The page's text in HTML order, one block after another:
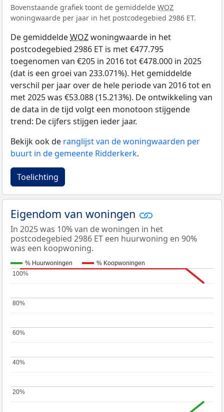
Bovenstaande grafiek toont de gemiddelde WOZ
woningwaarde per jaar in het postcodegebied 2986 ET.
De gemiddeldeWOZwoningwaarde in het
postcodegebied 2986 ET is met €477.795
toegenomen van €205 in 2016 tot €478.000 in 2025
(dat is een groei van 233.071%). Het gemiddelde
verschil per jaar over de hele periode van 2016 tot en
met 2025 was €53.088 (15.213%). De ontwikkeling van
de data in de tijd volgt een monotoon stijgende
trend: De cijfers stijgen ieder jaar.
Bekijk ook de ranglijst van de woningwaarden per
buurt in de gemeente Ridderkerk.
Toelichting
Eigendom van woningen
In 2025 was 10% van de woningen in het
postcodegebied 2986 ET een huurwoning en 90%
was een koopwoning.
% Huurwoningen % Koopwoningen
20%
20%
40%
40%
60%
60%
80%
80%
100%
100%